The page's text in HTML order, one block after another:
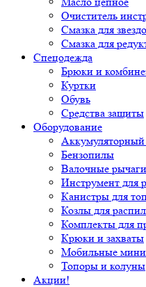
Очиститель
Смазка для
Смазка для
Спецодежда
Брюки и
Куртки
Обувь
Средства защиты
Оборудование
Бензопилы
Валочные рычаги
Инструмент для
Канистры для
Козлы для
Комплекты для
Крюки и захваты
Мобильные мини
Топоры и колуны
Акции!